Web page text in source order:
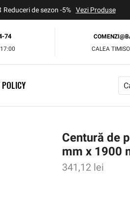
Reduceri de sezon -5% Vezi Produse
74
CALEA
Centură de
mm x 1900
341,12 lei